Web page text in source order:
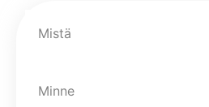
Mistä
Minne